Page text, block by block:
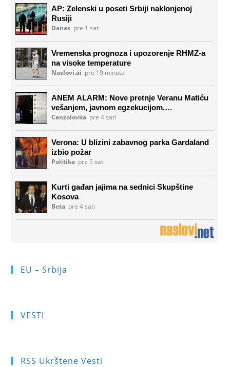
EU – Srbija
VESTI
RSS Ukrštene Vesti